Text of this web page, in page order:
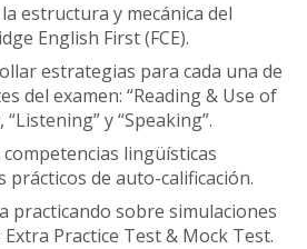
estructura y mecánica del
English First (FCE).
estrategias para cada una de
del examen: “Reading & Use of
“Listening” y “Speaking”.
lingüísticas
prácticos de auto-calificación.
practicando sobre simulaciones
Practice Test & Mock Test.